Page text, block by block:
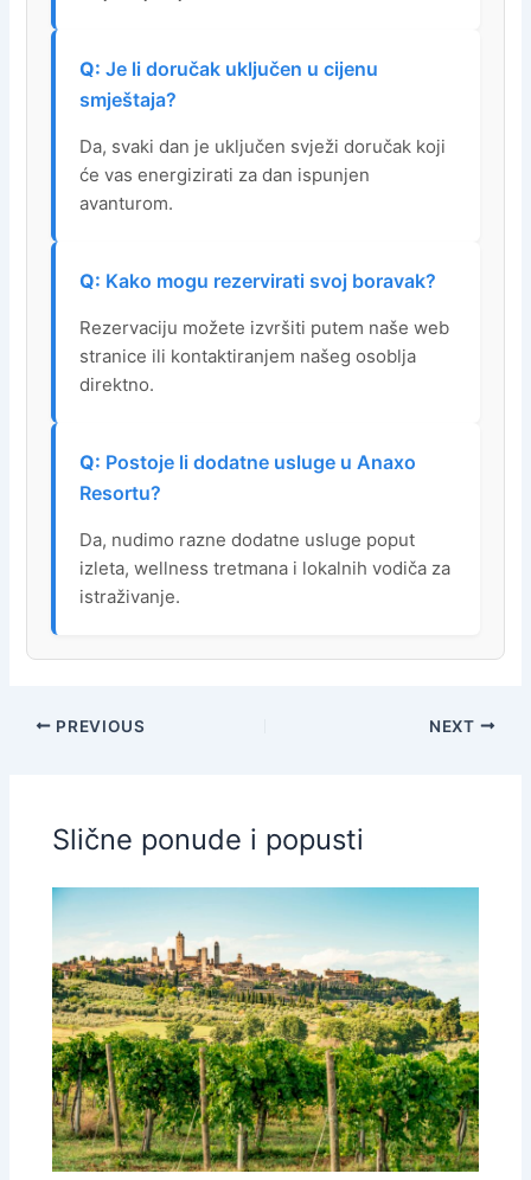
Je li doručak uključen u cijenu
smještaja?
Da, svaki dan je uključen svježi doručak koji
će vas energizirati za dan ispunjen
avanturom.
Kako mogu rezervirati svoj boravak?
Rezervaciju možete izvršiti putem naše web
stranice ili kontaktiranjem našeg osoblja
direktno.
Postoje li dodatne usluge u Anaxo
Resortu?
Da, nudimo razne dodatne usluge poput
izleta, wellness tretmana i lokalnih vodiča za
istraživanje.
PREVIOUS NEXT
Slične ponude i popusti